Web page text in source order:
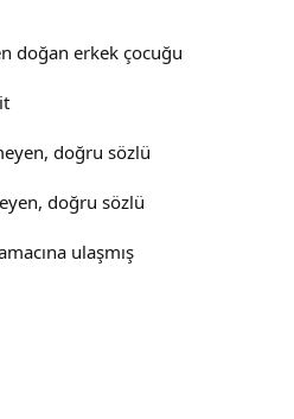
doğan erkek çocuğu
doğru sözlü
doğru sözlü
ulaşmış